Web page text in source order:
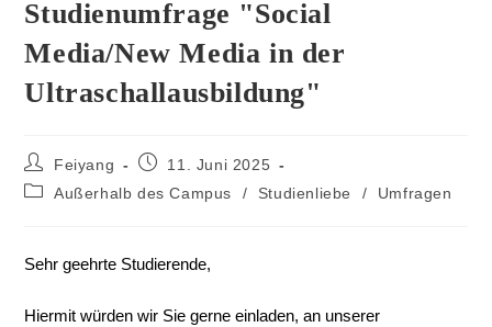
Studienumfrage "Social
Media/New Media in der
Ultraschallausbildung"
Feiyang
11. Juni 2025
Außerhalb des Campus
/ Studienliebe / Umfragen
Sehr geehrte Studierende,
Hiermit würden wir Sie gerne einladen, an unserer